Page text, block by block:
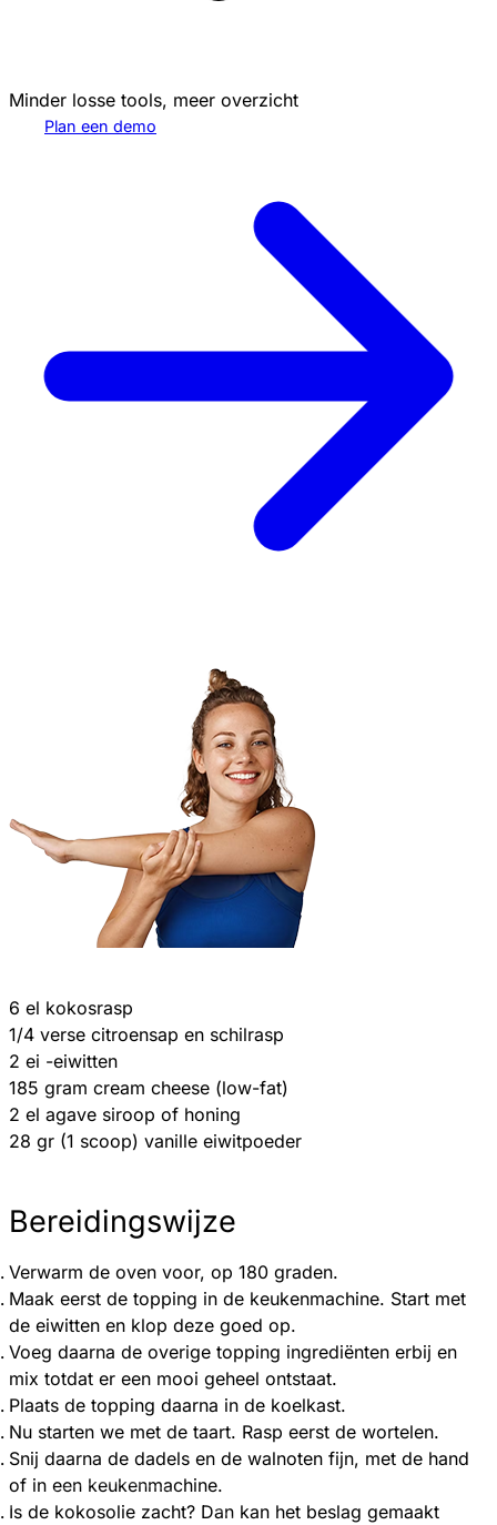
Minder losse tools, meer overzicht
Plan een demo
6 el kokosrasp
1/4 verse citroensap en schilrasp
2 ei -eiwitten
185 gram cream cheese (low-fat)
2 el agave siroop of honing
28 gr (1 scoop) vanille eiwitpoeder
Bereidingswijze
Verwarm de oven voor, op 180 graden.
Maak eerst de topping in de keukenmachine. Start met
de eiwitten en klop deze goed op.
Voeg daarna de overige topping ingrediënten erbij en
mix totdat er een mooi geheel ontstaat.
Plaats de topping daarna in de koelkast.
Nu starten we met de taart. Rasp eerst de wortelen.
Snij daarna de dadels en de walnoten fijn, met de hand
of in een keukenmachine.
Is de kokosolie zacht? Dan kan het beslag gemaakt